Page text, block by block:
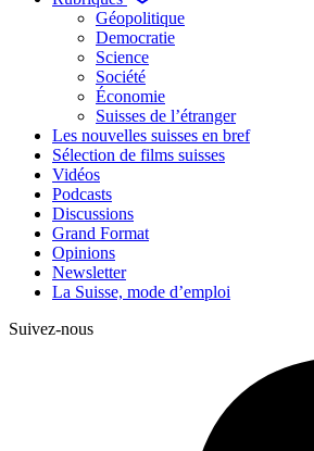
Géopolitique
Democratie
Science
Société
Économie
Suisses de l’étranger
Les nouvelles suisses en bref
Sélection de films suisses
Vidéos
Podcasts
Discussions
Grand Format
Opinions
Newsletter
La Suisse, mode d’emploi
Suivez-nous